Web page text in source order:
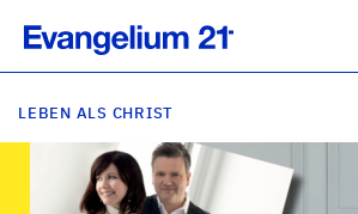
LEBEN ALS CHRIST